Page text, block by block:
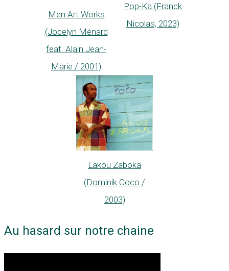
Men Art Works
(Jocelyn Ménard
feat. Alain Jean-
Marie / 2001)
Pop-Ka (Franck
Nicolas, 2023)
Lakou Zaboka
(Dominik Coco /
2003)
Au hasard sur notre chaine